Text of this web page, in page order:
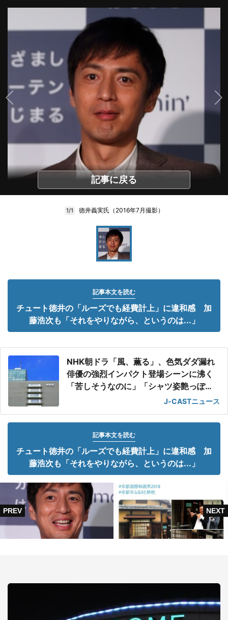
記事に戻る
1/1 徳井義実氏（2016年7月撮影）
記事本文を読む
チュート徳井の「ルーズでも経費計上」に違和感 加
藤浩次も「それをやりながら、というのは...」
NHK朝ドラ「風、薫る」、色気ダダ漏れ
俳優の強烈インパクト登場シーンに沸く
「苦しそうなのに」「シャツ姿艶っぽ
J-CASTニュース
記事本文を読む
チュート徳井の「ルーズでも経費計上」に違和感 加
藤浩次も「それをやりながら、というのは...」